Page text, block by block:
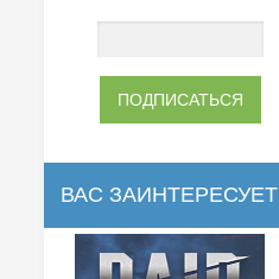
ВАС ЗАИНТЕРЕСУЕТ